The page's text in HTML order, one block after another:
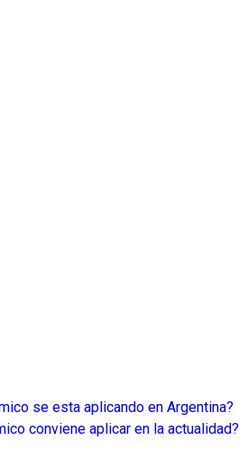
se esta aplicando en Argentina?
conviene aplicar en la actualidad?